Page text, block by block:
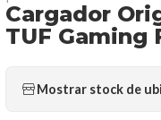
Cargador
TUF Gaming
Mostrar stock de